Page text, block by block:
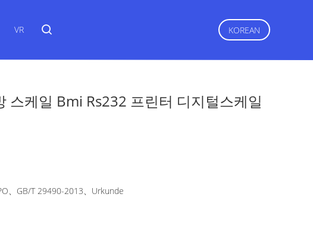
VR KOREAN
스케일 Bmi Rs232 프린터 디지털스케일
、GB/T 29490-2013、Urkunde